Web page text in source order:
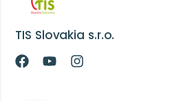
TIS Slovakia s.r.o.